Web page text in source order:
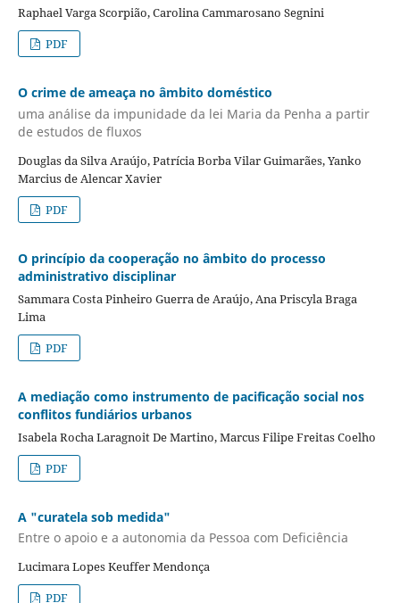
Raphael Varga Scorpião, Carolina Cammarosano Segnini
PDF
O crime de ameaça no âmbito doméstico
uma análise da impunidade da lei Maria da Penha a partir
de estudos de fluxos
Douglas da Silva Araújo, Patrícia Borba Vilar Guimarães, Yanko
Marcius de Alencar Xavier
PDF
O princípio da cooperação no âmbito do processo
administrativo disciplinar
Sammara Costa Pinheiro Guerra de Araújo, Ana Priscyla Braga
Lima
PDF
A mediação como instrumento de pacificação social nos
conflitos fundiários urbanos
Isabela Rocha Laragnoit De Martino, Marcus Filipe Freitas Coelho
PDF
A "curatela sob medida"
Entre o apoio e a autonomia da Pessoa com Deficiência
Lucimara Lopes Keuffer Mendonça
PDF